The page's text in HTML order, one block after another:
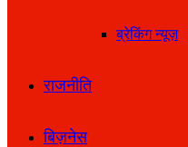
ब्रेकिंग न्यूज़
राजनीति
बिज़नेस